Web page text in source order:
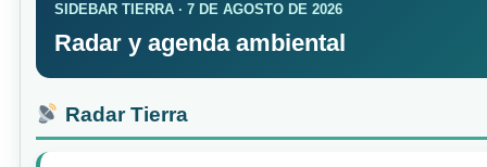
SIDEBAR TIERRA · 7 DE AGOSTO DE 2026
Radar y agenda ambiental
Radar Tierra